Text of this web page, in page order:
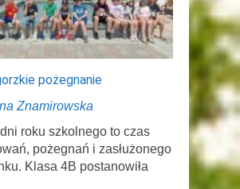
pożegnanie
Znamirowska
roku szkolnego to czas
pożegnań i zasłużonego
Klasa 4B postanowiła